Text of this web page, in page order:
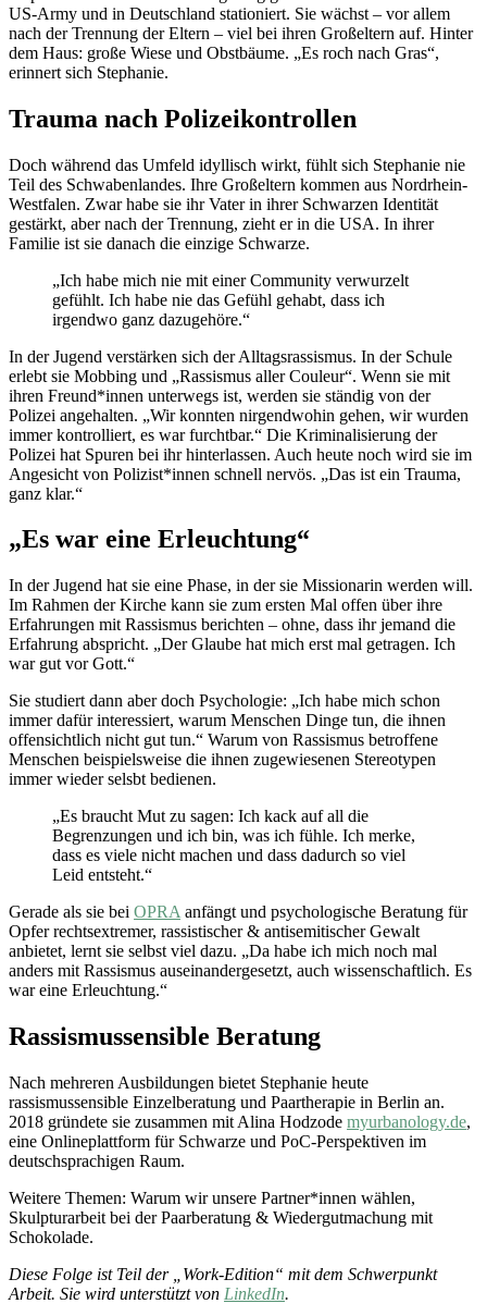
US-Army und in Deutschland stationiert. Sie wächst – vor allem
nach der Trennung der Eltern – viel bei ihren Großeltern auf. Hinter
dem Haus: große Wiese und Obstbäume. „Es roch nach Gras“,
erinnert sich Stephanie.
Trauma nach Polizeikontrollen
Doch während das Umfeld idyllisch wirkt, fühlt sich Stephanie nie
Teil des Schwabenlandes. Ihre Großeltern kommen aus Nordrhein-
Westfalen. Zwar habe sie ihr Vater in ihrer Schwarzen Identität
gestärkt, aber nach der Trennung, zieht er in die USA. In ihrer
Familie ist sie danach die einzige Schwarze.
„Ich habe mich nie mit einer Community verwurzelt
gefühlt. Ich habe nie das Gefühl gehabt, dass ich
irgendwo ganz dazugehöre.“
In der Jugend verstärken sich der Alltagsrassismus. In der Schule
erlebt sie Mobbing und „Rassismus aller Couleur“. Wenn sie mit
ihren Freund*innen unterwegs ist, werden sie ständig von der
Polizei angehalten. „Wir konnten nirgendwohin gehen, wir wurden
immer kontrolliert, es war furchtbar.“ Die Kriminalisierung der
Polizei hat Spuren bei ihr hinterlassen. Auch heute noch wird sie im
Angesicht von Polizist*innen schnell nervös. „Das ist ein Trauma,
ganz klar.“
„Es war eine Erleuchtung“
In der Jugend hat sie eine Phase, in der sie Missionarin werden will.
Im Rahmen der Kirche kann sie zum ersten Mal offen über ihre
Erfahrungen mit Rassismus berichten – ohne, dass ihr jemand die
Erfahrung abspricht. „Der Glaube hat mich erst mal getragen. Ich
war gut vor Gott.“
Sie studiert dann aber doch Psychologie: „Ich habe mich schon
immer dafür interessiert, warum Menschen Dinge tun, die ihnen
offensichtlich nicht gut tun.“ Warum von Rassismus betroffene
Menschen beispielsweise die ihnen zugewiesenen Stereotypen
immer wieder selsbt bedienen.
„Es braucht Mut zu sagen: Ich kack auf all die
Begrenzungen und ich bin, was ich fühle. Ich merke,
dass es viele nicht machen und dass dadurch so viel
Leid entsteht.“
Gerade als sie bei OPRA anfängt und psychologische Beratung für
Opfer rechtsextremer, rassistischer & antisemitischer Gewalt
anbietet, lernt sie selbst viel dazu. „Da habe ich mich noch mal
anders mit Rassismus auseinandergesetzt, auch wissenschaftlich. Es
war eine Erleuchtung.“
Rassismussensible Beratung
Nach mehreren Ausbildungen bietet Stephanie heute
rassismussensible Einzelberatung und Paartherapie in Berlin an.
2018 gründete sie zusammen mit Alina Hodzode myurbanology.de,
eine Onlineplattform für Schwarze und PoC-Perspektiven im
deutschsprachigen Raum.
Weitere Themen: Warum wir unsere Partner*innen wählen,
Skulpturarbeit bei der Paarberatung & Wiedergutmachung mit
Schokolade.
Diese Folge ist Teil der „Work-Edition“ mit dem Schwerpunkt
Arbeit. Sie wird unterstützt von LinkedIn.